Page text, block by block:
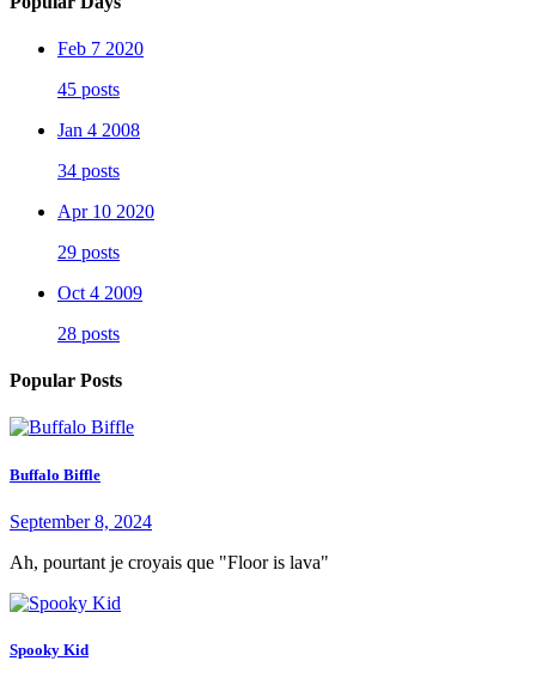
Feb 7 2020
45 posts
Jan 4 2008
34 posts
Apr 10 2020
29 posts
Oct 4 2009
28 posts
Popular Posts
Buffalo Biffle
September 8, 2024
Ah, pourtant je croyais que "Floor is lava"
Spooky Kid